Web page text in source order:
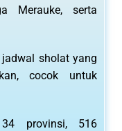
Merauke, serta
sholat yang
cocok untuk
provinsi, 516